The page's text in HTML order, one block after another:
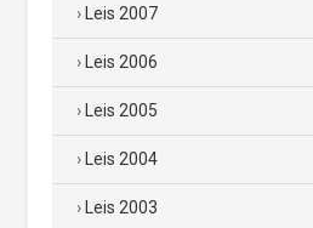
Leis 2007
Leis 2006
Leis 2005
Leis 2004
Leis 2003